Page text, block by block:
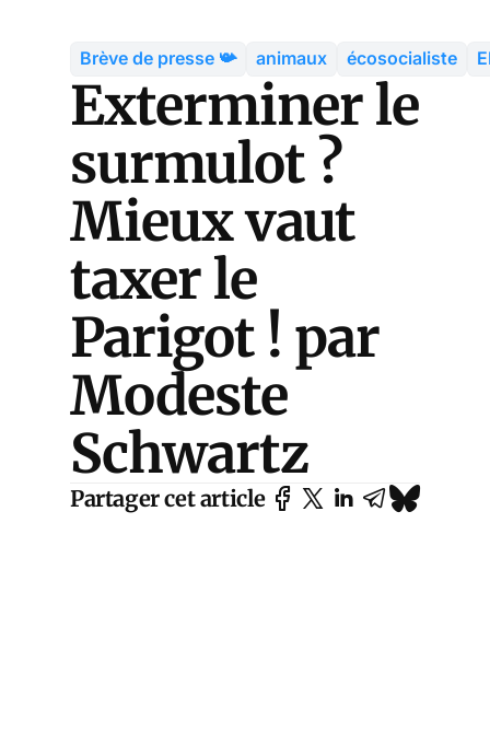
Brève de presse 📯 animaux écosocialiste
Exterminer le
surmulot ?
Mieux vaut
taxer le
Parigot ! par
Modeste
Schwartz
Partager cet article